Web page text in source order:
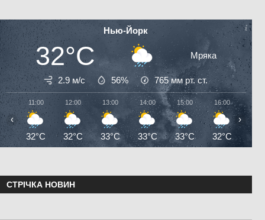
Нью-Йорк
32°C Мряка
2.9 м/с 56% 765мм рт. ст.
11:00
32°C
12:00
32°C
13:00
33°C
14:00
33°C
15:00
33°C
16:00
32°C
‹ ›
СТРІЧКА НОВИН